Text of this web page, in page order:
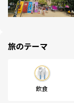
旅のテーマ
飲食